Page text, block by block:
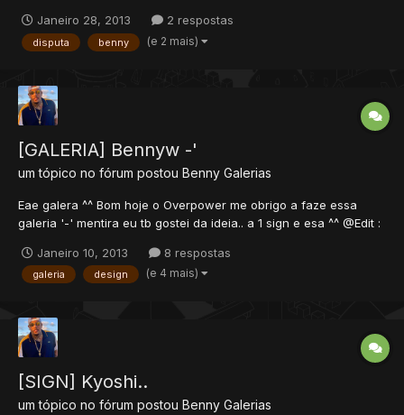
Janeiro 28, 2013
2 respostas
disputa benny (e 2 mais)
[GALERIA] Bennyw -'
um tópico no fórum postou Benny Galerias
Eae galera ^^ Bom hoje o Overpower me obrigo a faze essa
galeria '-' mentira eu tb gostei da ideia.. a 1 sign e esa ^^ @Edit :
Janeiro 10, 2013
8 respostas
galeria design (e 4 mais)
[SIGN] Kyoshi..
um tópico no fórum postou Benny Galerias